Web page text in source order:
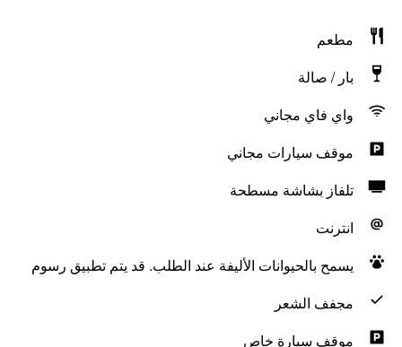
مطعم
بار / صالة
واي فاي مجاني
موقف سيارات مجاني
تلفاز بشاشة مسطحة
انترنت
يسمح بالحيوانات الأليفة عند الطلب. قد يتم تطبيق رسوم
مجفف الشعر
موقف سيارة خاص